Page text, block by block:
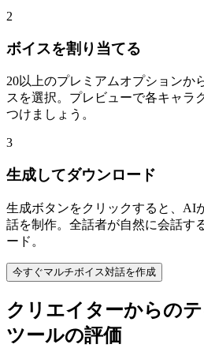
2
ボイスを割り当てる
20以上のプレミアムオプションか
スを選択。プレビューで各キャラ
つけましょう。
3
生成してダウンロード
生成ボタンをクリックすると、AI
話を制作。全話者が自然に会話す
ード。
今すぐマルチボイス対話を作成
クリエイターからの
ツールの評価